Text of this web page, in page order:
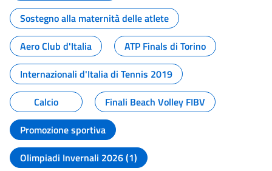
Sostegno alla maternità delle atlete
Aero Club d'Italia
ATP Finals di Torino
Internazionali d'Italia di Tennis 2019
Calcio
Finali Beach Volley FIBV
Promozione sportiva
Olimpiadi Invernali 2026 (1)